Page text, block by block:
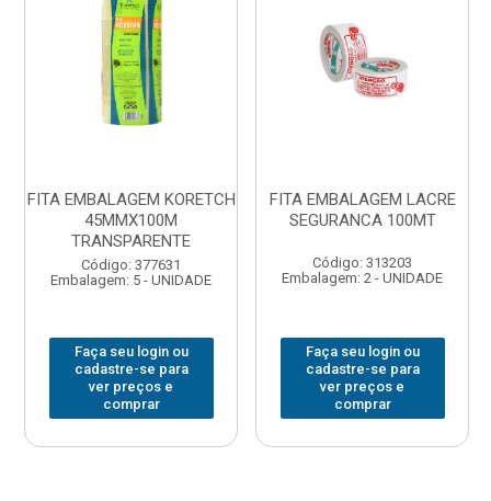
FITA EMBALAGEM KORETCH
45MMX100M
TRANSPARENTE
Código: 377631
Embalagem: 5 - UNIDADE
Faça seu login ou
cadastre-se para
ver preços e
comprar
FITA EMBALAGEM LACRE
SEGURANCA 100MT
Código: 313203
Embalagem: 2 - UNIDADE
Faça seu login ou
cadastre-se para
ver preços e
comprar